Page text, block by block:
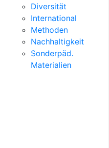
Diversität
International
Methoden
Nachhaltigkeit
Sonderpäd.
Materialien